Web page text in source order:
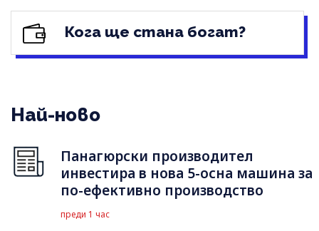
Кога ще стана богат?
Най-ново
Панагюрски производител
инвестира в нова 5-осна машина за
по-ефективно производство
преди 1 час